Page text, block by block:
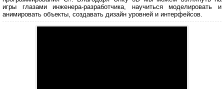
игры глазами инженера-разработчика, научиться моделировать и
анимировать объекты, создавать дизайн уровней и интерфейсов.